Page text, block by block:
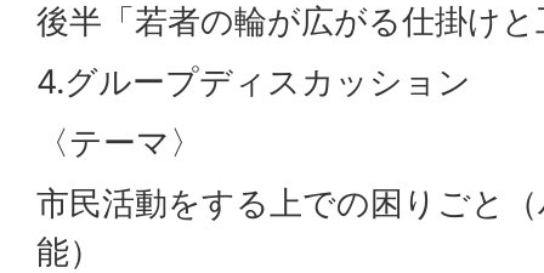
後半「若者の輪が広がる仕掛けと
4.グループディスカッション
〈テーマ〉
市民活動をする上での困りごと
能）